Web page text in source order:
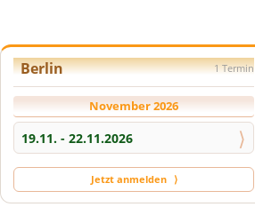
Berlin 1 Termin
November 2026
19.11. - 22.11.2026 ⟩
Jetzt anmelden ⟩